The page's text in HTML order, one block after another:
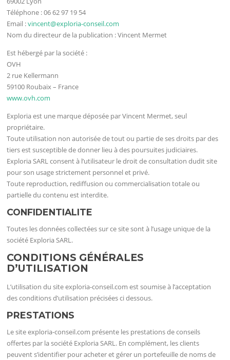
Téléphone : 06 62 97 19 54
Email :vincent@exploria-conseil.com
Nom du directeur de la publication : Vincent Mermet
Est hébergé par la société :
OVH
2 rue Kellermann
59100 Roubaix – France
www.ovh.com
Exploria est une marque déposée par Vincent Mermet, seul
propriétaire.
Toute utilisation non autorisée de tout ou partie de ses droits par des
tiers est susceptible de donner lieu à des poursuites judiciaires.
Exploria SARL consent à l’utilisateur le droit de consultation dudit site
pour son usage strictement personnel et privé.
Toute reproduction, rediffusion ou commercialisation totale ou
partielle du contenu est interdite.
CONFIDENTIALITE
Toutes les données collectées sur ce site sont à l’usage unique de la
société Exploria SARL.
CONDITIONS GÉNÉRALES
D’UTILISATION
L’utilisation du site exploria-conseil.com est soumise à l’acceptation
des conditions d’utilisation précisées ci dessous.
PRESTATIONS
Le site exploria-conseil.com présente les prestations de conseils
offertes par la société Exploria SARL. En complément, les clients
peuvent s’identifier pour acheter et gérer un portefeuille de noms de